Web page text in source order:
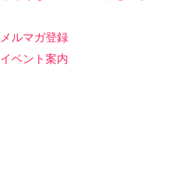
メルマガ登録
イベント案内